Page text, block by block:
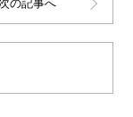
の記事へ